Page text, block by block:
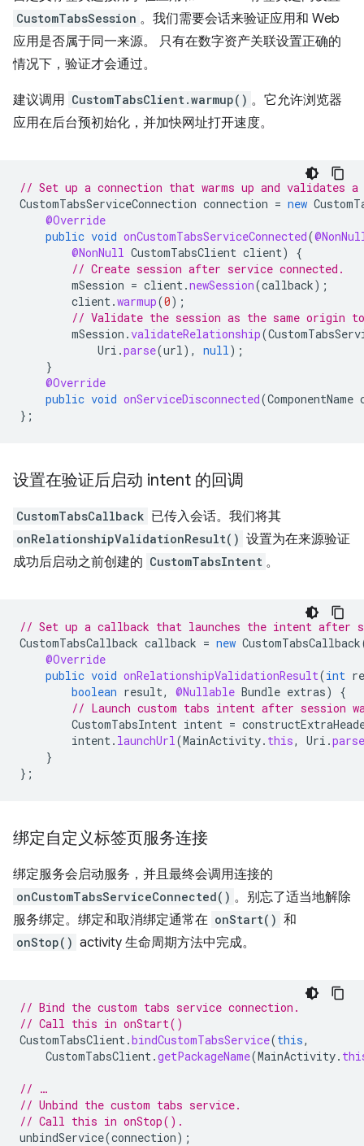
CustomTabsSession 。我们需要会话来验证应用和 Web
应用是否属于同一来源。 只有在数字资产关联设置正确的
情况下，验证才会通过。
建议调用 CustomTabsClient.warmup() 。它允许浏览器
应用在后台预初始化，并加快网址打开速度。
// Set up a connection that warms up and validates a
CustomTabsServiceConnection connection = new
@Override
public void onCustomTabsServiceConnected(
@NonNull CustomTabsClient client)
{
// Create session after service connected.
mSession = client.newSession(callback);
client.warmup(0);
// Validate the session as the same origin
mSession .validateRelationship(
Uri .parse(url), null);
}
@Override
public void onServiceDisconnected(ComponentName
};
设置在验证后启动 intent 的回调
CustomTabsCallback 已传入会话。我们将其
onRelationshipValidationResult() 设置为在来源验证
成功后启动之前创建的 CustomTabsIntent 。
// Set up a callback that launches the intent after
CustomTabsCallback callback = new CustomTabsCallback
@Override
public void onRelationshipValidationResult(int
boolean result, @Nullable Bundle extras)
{
// Launch custom tabs intent after session
CustomTabsIntent intent =
intent. launchUrl(MainActivity. this, Uri .parse
}
};
绑定自定义标签页服务连接
绑定服务会启动服务，并且最终会调用连接的
onCustomTabsServiceConnected() 。别忘了适当地解除
服务绑定。绑定和取消绑定通常在 onStart() 和
onStop() activity 生命周期方法中完成。
// Bind the custom tabs service connection.
// Call this in onStart()
CustomTabsClient.bindCustomTabsService(this,
CustomTabsClient.getPackageName(MainActivity.
// …
// Unbind the custom tabs service.
// Call this in onStop().
unbindService(connection);